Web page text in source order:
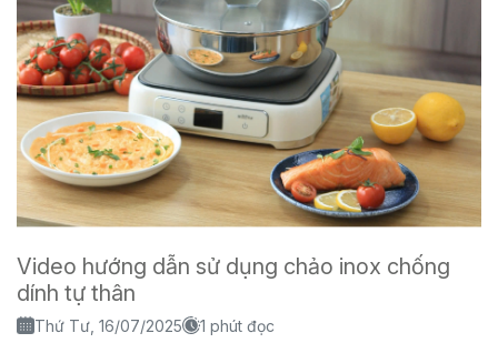
Video hướng dẫn sử dụng chảo inox chống
dính tự thân
Thứ Tư, 16/07/2025 1 phút đọc